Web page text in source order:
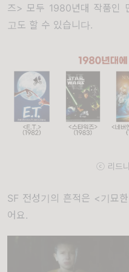
즈> 모두 1980년대 작품인
고도 할 수 있습니다.
ⓒ 리드
SF 전성기의 흔적은 <기묘
어요.